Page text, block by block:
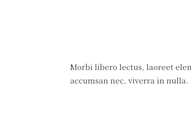
Morbi libero lectus, laoreet
accumsan nec, viverra in nulla.